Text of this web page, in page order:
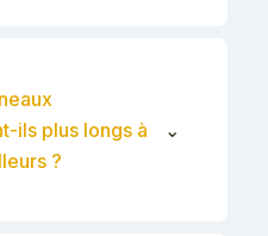
ils plus longs à
?
⌄